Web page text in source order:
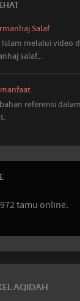
Salaf
Islam melalui video
salaf...
referensi
tamu online.
AQIDAH